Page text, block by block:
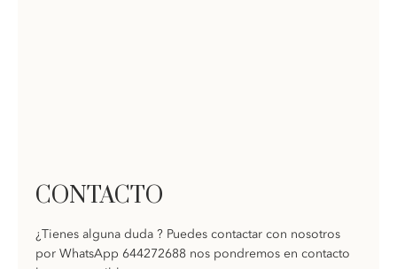
CONTACTO
¿Tienes alguna duda ? Puedes contactar con nosotros
por WhatsApp 644272688 nos pondremos en contacto